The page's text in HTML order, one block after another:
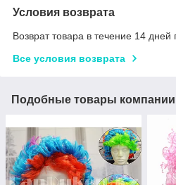
Условия возврата
Возврат товара в течение 14 дней
Все условия возврата
Подобные товары компании